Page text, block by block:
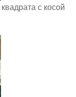
с косой